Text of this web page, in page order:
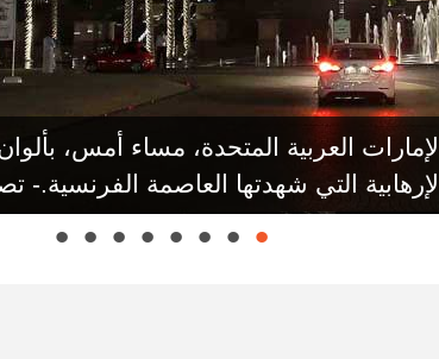
العربية المتحدة، مساء أمس،
التي شهدتها العاصمة الفرنسية.-